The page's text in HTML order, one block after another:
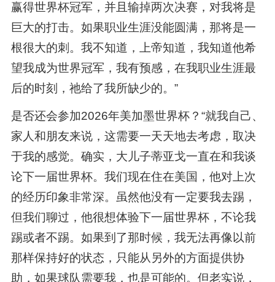
赢得世界杯冠军，并且输掉两次决赛，对我将是
巨大的打击。如果职业生涯没能圆满，那将是一
根很大的刺。我不知道，上帝知道，我知道他希
望我成为世界冠军，我有预感，在我职业生涯最
后的时刻，祂给了我所缺少的。”
是否还会参加2026年美加墨世界杯？“就我自己、
家人和朋友来说，这需要一天天地去考虑，取决
于我的感觉。确实，大儿子蒂亚戈一直在和我谈
论下一届世界杯。我们现在住在美国，他对上次
的经历印象非常深。虽然他没有一定要我去踢，
但我们聊过，他很想体验下一届世界杯，不论我
踢或者不踢。如果到了那时候，我无法再像以前
那样保持好的状态，只能从另外的方面提供协
助，如果球队需要我，也是可能的。但老实说，